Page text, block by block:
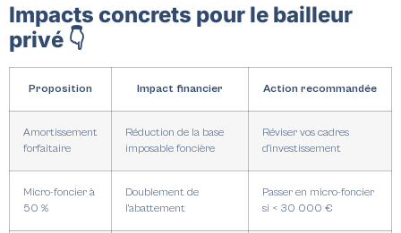
Impacts concrets pour le bailleur
privé 👇
Proposition Impact financier Action recommandée
Amortissement
forfaitaire
Réduction de la base
imposable foncière
Réviser vos cadres
d’investissement
Micro-foncier à
50 %
Doublement de
l’abattement
Passer en micro-foncier
si < 30 000 €